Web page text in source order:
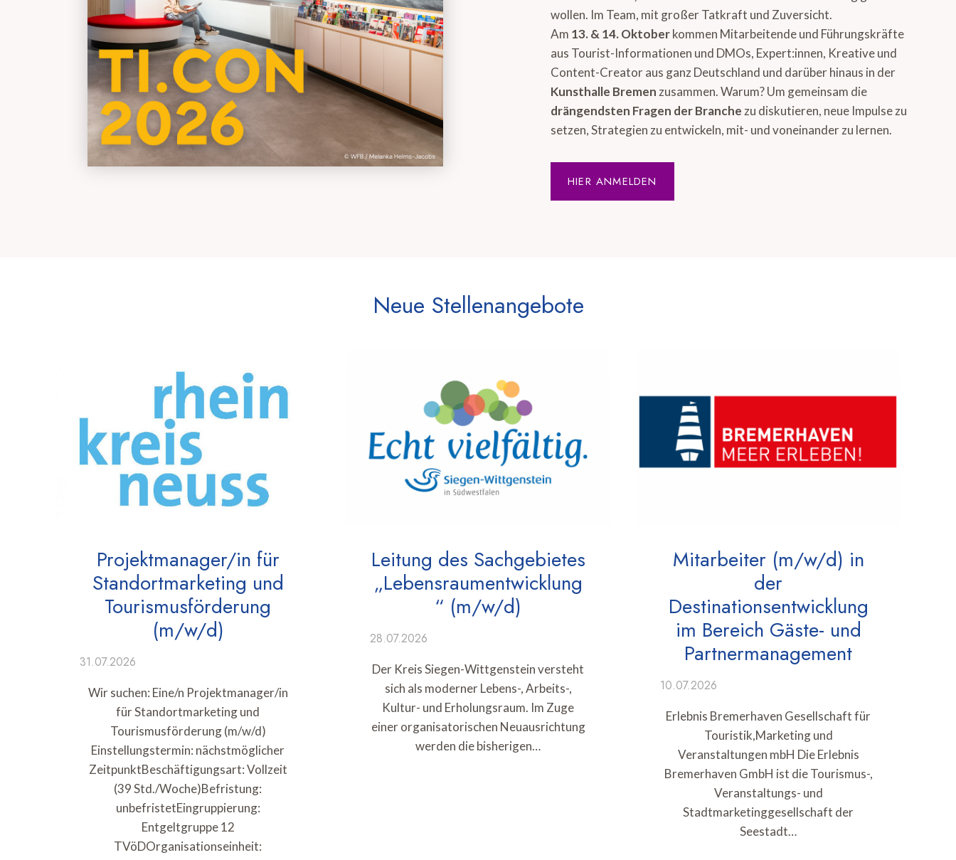
wollen. Im Team, mit großer Tatkraft und Zuversicht.
Am 13. & 14. Oktoberkommen Mitarbeitende und Führungskräfte
aus Tourist-Informationen und DMOs, Expert:innen, Kreative und
Content-Creator aus ganz Deutschland und darüber hinaus in der
Kunsthalle Bremen zusammen. Warum? Um gemeinsam die
drängendsten Fragen der Branche zu diskutieren, neue Impulse zu
setzen, Strategien zu entwickeln, mit- und voneinander zu lernen.
HIER ANMELDEN
Neue Stellenangebote
Projektmanager/in für
Standortmarketing und
Tourismusförderung
(m/w/d)
31.07.2026
Wir suchen: Eine/n Projektmanager/in
für Standortmarketing und
Tourismusförderung (m/w/d)
Einstellungstermin: nächstmöglicher
ZeitpunktBeschäftigungsart: Vollzeit
(39 Std./Woche)Befristung:
unbefristetEingruppierung:
Entgeltgruppe 12
TVöDOrganisationseinheit:
Leitung des Sachgebietes
„Lebensraumentwicklung
“ (m/w/d)
28.07.2026
Der Kreis Siegen-Wittgenstein versteht
sich als moderner Lebens-, Arbeits-,
Kultur- und Erholungsraum. Im Zuge
einer organisatorischen Neuausrichtung
werden die bisherigen…
Mitarbeiter (m/w/d) in
der
Destinationsentwicklung
im Bereich Gäste- und
Partnermanagement
10.07.2026
Erlebnis Bremerhaven Gesellschaft für
Touristik,Marketing und
Veranstaltungen mbH Die Erlebnis
Bremerhaven GmbH ist die Tourismus-,
Veranstaltungs- und
Stadtmarketinggesellschaft der
Seestadt…